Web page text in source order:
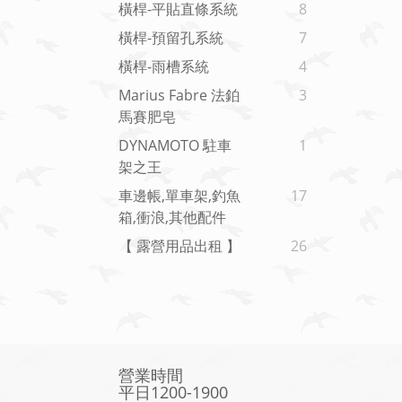
橫桿-平貼直條系統
8
橫桿-預留孔系統
7
橫桿-雨槽系統
4
Marius Fabre 法鉑
馬賽肥皂
3
DYNAMOTO 駐車
架之王
1
車邊帳,單車架,釣魚
箱,衝浪,其他配件
17
【 露營用品出租 】 26
營業時間
平日1200-1900